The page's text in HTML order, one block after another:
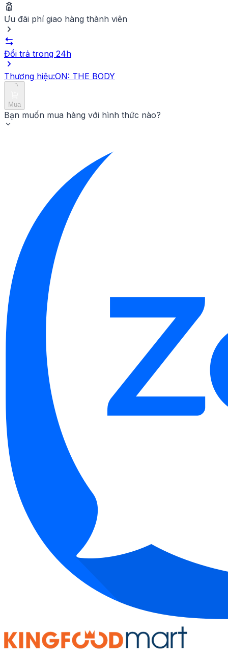
Ưu đãi phí giao hàng thành viên
Đổi trả trong 24h
Thương hiệu:ON: THE BODY
Mua
Bạn muốn mua hàng với hình thức nào?